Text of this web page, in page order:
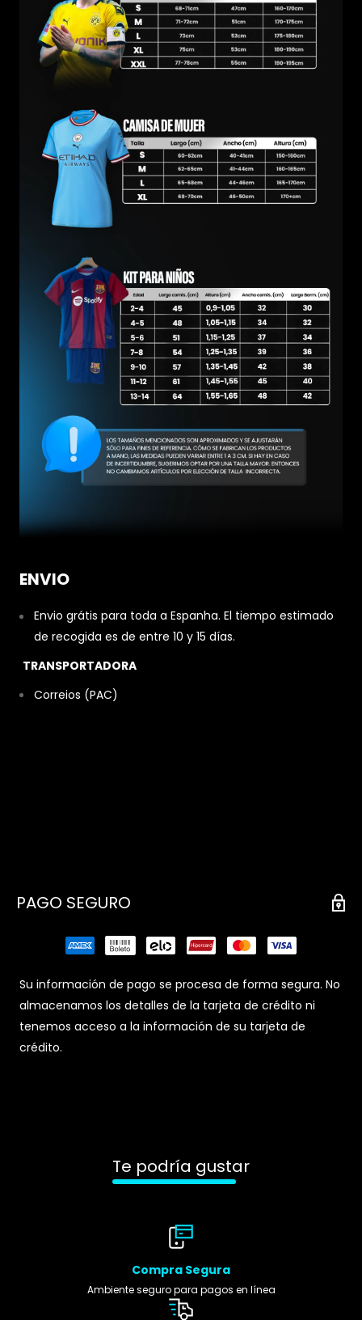
ENVIO
Envio grátis para toda a Espanha. El tiempo estimado
de recogida es de entre 10 y 15 días.
TRANSPORTADORA
Correios (PAC)
PAGO SEGURO
Su información de pago se procesa de forma segura. No
almacenamos los detalles de la tarjeta de crédito ni
tenemos acceso a la información de su tarjeta de
crédito.
Te podría gustar
Compra Segura
Ambiente seguro para pagos en línea